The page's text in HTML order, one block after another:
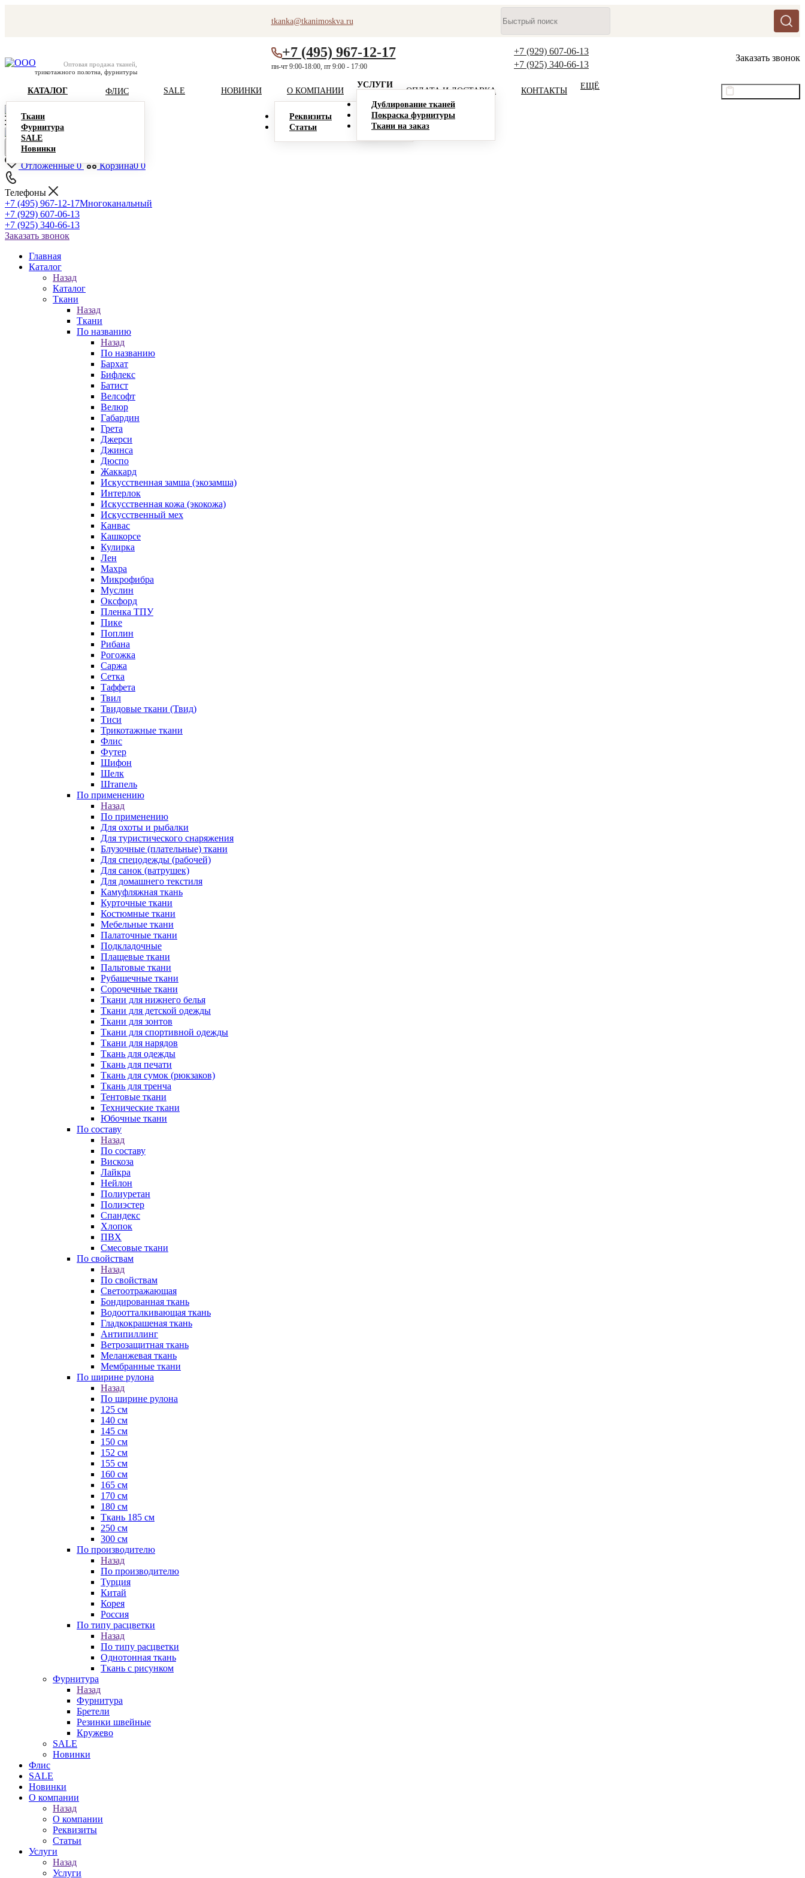
tkanka@tkanimoskva.ru
Оптовая продажа тканей,
трикотажного полотна, фурнитуры
+7 (495) 967-12-17
пн-чт 9:00-18:00, пт 9:00 - 17:00
+7 (929) 607-06-13
+7 (925) 340-66-13
Заказать звонок
КАТАЛОГ
Ткани
Фурнитура
SALE
Новинки
ФЛИС SALE НОВИНКИ О КОМПАНИИ
Реквизиты
Статьи
УСЛУГИ
Дублирование тканей
Покраска фурнитуры
Ткани на заказ
ОПЛАТА И ДОСТАВКА КОНТАКТЫ
ЕЩЁ
Отложенные 0 Корзина0 0
Телефоны
+7 (495) 967-12-17Многоканальный
+7 (929) 607-06-13
+7 (925) 340-66-13
Заказать звонок
Главная
Каталог
Назад
Каталог
Ткани
Назад
Ткани
По названию
Назад
По названию
Бархат
Бифлекс
Батист
Велсофт
Велюр
Габардин
Грета
Джерси
Джинса
Дюспо
Жаккард
Искусственная замша (экозамша)
Интерлок
Искусственная кожа (экокожа)
Искусственный мех
Канвас
Кашкорсе
Кулирка
Лен
Махра
Микрофибра
Муслин
Оксфорд
Пленка ТПУ
Пике
Поплин
Рибана
Рогожка
Саржа
Сетка
Таффета
Твил
Твидовые ткани (Твид)
Тиси
Трикотажные ткани
Флис
Футер
Шифон
Шелк
Штапель
По применению
Назад
По применению
Для охоты и рыбалки
Для туристического снаряжения
Блузочные (плательные) ткани
Для спецодежды (рабочей)
Для санок (ватрушек)
Для домашнего текстиля
Камуфляжная ткань
Курточные ткани
Костюмные ткани
Мебельные ткани
Палаточные ткани
Подкладочные
Плащевые ткани
Пальтовые ткани
Рубашечные ткани
Сорочечные ткани
Ткани для нижнего белья
Ткани для детской одежды
Ткани для зонтов
Ткани для спортивной одежды
Ткани для нарядов
Ткань для одежды
Ткань для печати
Ткань для сумок (рюкзаков)
Ткань для тренча
Тентовые ткани
Технические ткани
Юбочные ткани
По составу
Назад
По составу
Вискоза
Лайкра
Нейлон
Полиуретан
Полиэстер
Спандекс
Хлопок
ПВХ
Смесовые ткани
По свойствам
Назад
По свойствам
Светоотражающая
Бондированная ткань
Водоотталкивающая ткань
Гладкокрашеная ткань
Антипиллинг
Ветрозащитная ткань
Меланжевая ткань
Мембранные ткани
По ширине рулона
Назад
По ширине рулона
125 см
140 см
145 см
150 см
152 см
155 см
160 см
165 см
170 см
180 см
Ткань 185 см
250 см
300 см
По производителю
Назад
По производителю
Турция
Китай
Корея
Россия
По типу расцветки
Назад
По типу расцветки
Однотонная ткань
Ткань с рисунком
Фурнитура
Назад
Фурнитура
Бретели
Резинки швейные
Кружево
SALE
Новинки
Флис
SALE
Новинки
О компании
Назад
О компании
Реквизиты
Статьи
Услуги
Назад
Услуги